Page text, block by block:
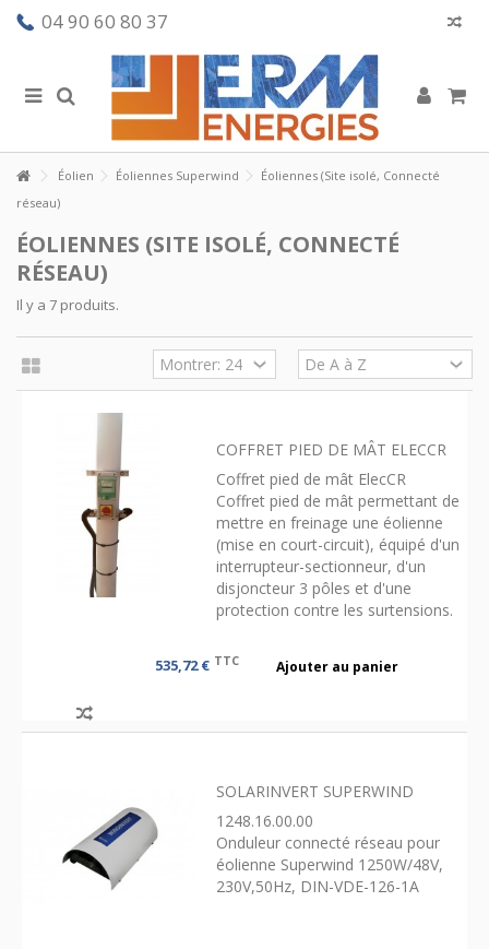
04 90 60 80 37
Éolien Éoliennes Superwind
Éoliennes (Site isolé, Connecté
réseau)
ÉOLIENNES (SITE ISOLÉ, CONNECTÉ
RÉSEAU)
Il y a 7 produits.
COFFRET PIED DE MÂT ELECCR
Coffret pied de mât ElecCR
Coffret pied de mât permettant de
mettre en freinage une éolienne
(mise en court-circuit), équipé d'un
interrupteur-sectionneur, d'un
disjoncteur 3 pôles et d'une
protection contre les surtensions.
535,72 € TTC Ajouter au panier
SOLARINVERT SUPERWIND
1248.16.00.00
Onduleur connecté réseau pour
éolienne Superwind 1250W/48V,
230V,50Hz, DIN-VDE-126-1A